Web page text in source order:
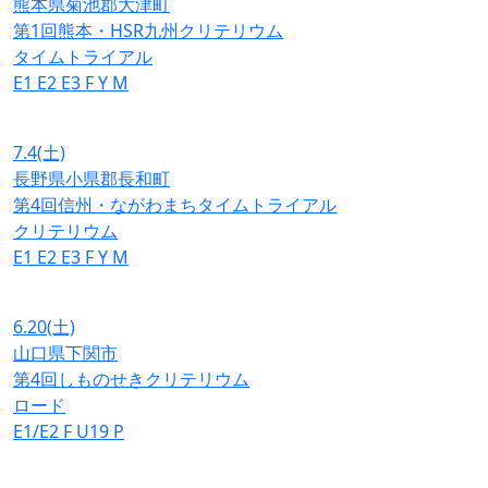
熊本県菊池郡大津町
第1回熊本・HSR九州クリテリウム
タイムトライアル
E1 E2 E3 FY M
7.4(土)
長野県小県郡長和町
第4回信州・ながわまちタイムトライアル
クリテリウム
E1 E2 E3 FY M
6.20(土)
山口県下関市
第4回しものせきクリテリウム
ロード
E1/E2 F U19 P